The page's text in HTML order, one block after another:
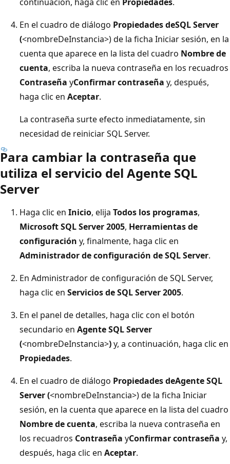
En el cuadro de diálogo Propiedades deSQL Server
(<nombreDeInstancia>) de la ficha Iniciar sesión, en la
cuenta que aparece en la lista del cuadro Nombre de
cuenta, escriba la nueva contraseña en los recuadros
Contraseña yConfirmar contraseña y, después,
haga clic en Aceptar.
La contraseña surte efecto inmediatamente, sin
necesidad de reiniciar SQL Server.
Para cambiar la contraseña que
utiliza el servicio del Agente SQL
Server
Haga clic en Inicio, elija Todos los programas,
Microsoft SQL Server 2005, Herramientas de
configuración y, finalmente, haga clic en
Administrador de configuración de SQL Server.
En Administrador de configuración de SQL Server,
haga clic en Servicios de SQL Server 2005.
En el panel de detalles, haga clic con el botón
secundario en Agente SQL Server
(<nombreDeInstancia>)y, a continuación, haga clic en
Propiedades.
En el cuadro de diálogo Propiedades deAgente SQL
Server (<nombreDeInstancia>) de la ficha Iniciar
sesión, en la cuenta que aparece en la lista del cuadro
Nombre de cuenta, escriba la nueva contraseña en
los recuadros Contraseña yConfirmar contraseña y,
después, haga clic en Aceptar.